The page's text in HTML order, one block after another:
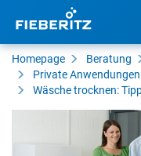
Homepage Beratung
Private Anwendungen
Wäsche trocknen: